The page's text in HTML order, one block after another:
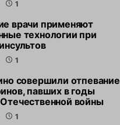
1
врачи применяют
технологии при
1
совершили отпевание
павших в годы
войны
1